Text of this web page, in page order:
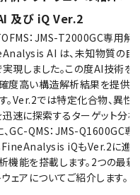
及び iQ Ver.2
：JMS-T2000GC専用解
AI は、未知物質の自
現しました。この度AI技術を
度高い構造解析結果を提供す
。Ver.2では特定化合物、異性
速に探索するターゲット分析
GC-QMS：JMS-Q1600GC専
iQもVer.2に進
機能を搭載します。2つの最新
ェアについてご紹介します。